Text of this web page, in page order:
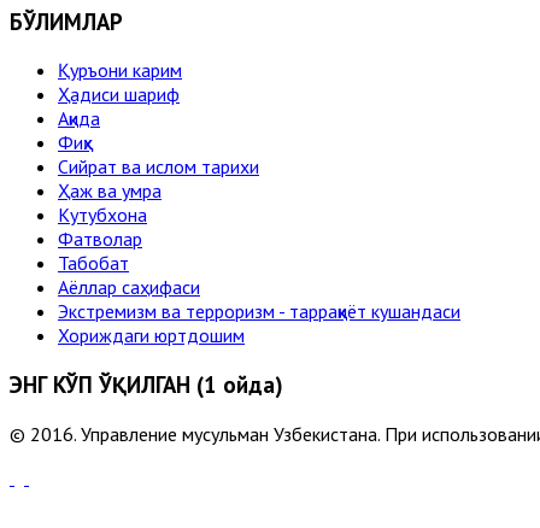
БЎЛИМЛАР
Қуръони карим
Ҳадиси шариф
Ақида
Фиқҳ
Сийрат ва ислом тарихи
Ҳаж ва умра
Кутубхона
Фатволар
Табобат
Аёллар саҳифаси
Экстремизм ва терроризм - тарраққиёт кушандаси
Хориждаги юртдошим
ЭНГ КЎП ЎҚИЛГАН (1 ойда)
© 2016. Управление мусульман Узбекистана. При